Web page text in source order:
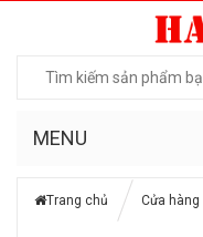
MENU
Trang chủ Cửa hàng